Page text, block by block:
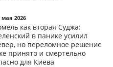
мая 2026
как вторая Суджа:
в панике усилил
но переломное решение
принято и смертельно
для Киева